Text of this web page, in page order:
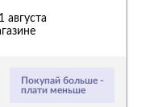
Покупай больше -
плати меньше
августа